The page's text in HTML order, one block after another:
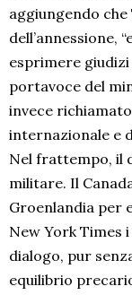
aggiungendo
dell’annessione,
esprimere
portavoce del
invece
internazionale e
Nel frattempo, il
militare. Il
Groenlandia per
New York Times
dialogo, pur
equilibrio